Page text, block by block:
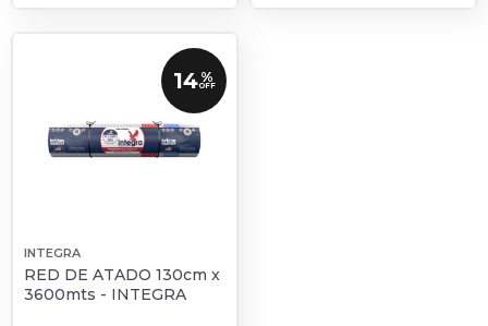
14 %
OFF
INTEGRA
RED DE ATADO 130cm x
3600mts - INTEGRA